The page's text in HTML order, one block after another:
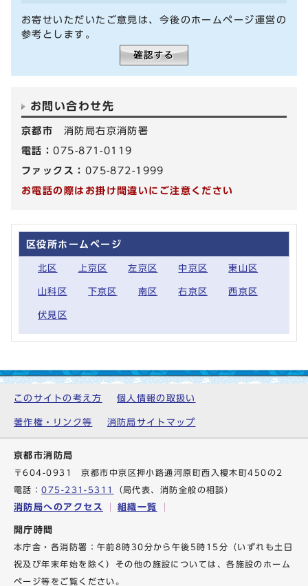
お寄せいただいたご意見は、今後のホームページ運営の
参考とします。
お問い合わせ先
京都市 消防局右京消防署
電話：075-871-0119
ファックス： 075-872-1999
お電話の際はお掛け間違いにご注意ください
区役所ホームページ
北区 上京区 左京区 中京区 東山区
山科区 下京区 南区 右京区 西京区
伏見区
このサイトの考え方 個人情報の取扱い
著作権・リンク等 消防局サイトマップ
京都市消防局
〒604-0931 京都市中京区押小路通河原町西入榎木町450の2
電話：075-231-5311 （局代表、消防全般の相談）
消防局へのアクセス 組織一覧
開庁時間
本庁舎・各消防署：午前8時30分から午後5時15分（いずれも土日
祝及び年末年始を除く）その他の施設については、各施設のホーム
ページ等をご覧ください。